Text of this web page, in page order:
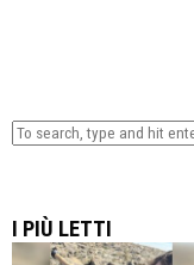
I PIÙ LETTI